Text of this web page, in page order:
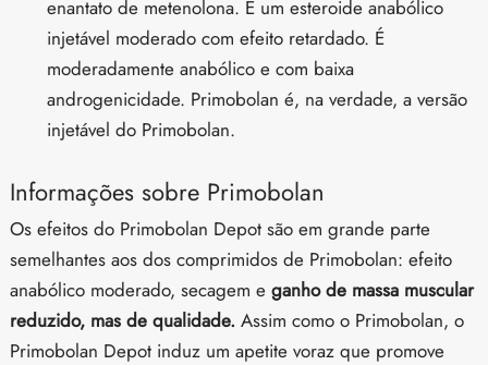
enantato de metenolona. É um esteroide anabólico
injetável moderado com efeito retardado. É
moderadamente anabólico e com baixa
androgenicidade. Primobolan é, na verdade, a versão
injetável do Primobolan.
Informações sobre Primobolan
Os efeitos do Primobolan Depot são em grande parte
semelhantes aos dos comprimidos de Primobolan: efeito
anabólico moderado, secagem e ganho de massa muscular
reduzido, mas de qualidade. Assim como o Primobolan, o
Primobolan Depot induz um apetite voraz que promove